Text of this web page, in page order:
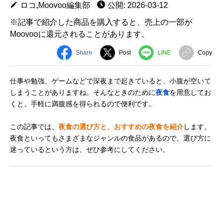
ロコ,Moovoo編集部
公開: 2026-03-12
※記事で紹介した商品を購入すると、売上の一部が
Moovooに還元されることがあります。
Share Post LINE Copy
仕事や勉強、ゲームなどで深夜まで起きていると、小腹が空いて
しまうことがありますね。そんなときのために夜食を用意してお
くと、手軽に満腹感を得られるので便利です。
この記事では、 夜食の選び方と、おすすめの夜食を紹介します。
夜食といってもさまざまなジャンルの食品があるので、選び方に
迷っているという方は、ぜひ参考にしてください。